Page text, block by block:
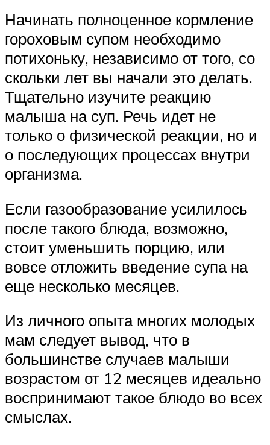
Начинать полноценное кормление
гороховым супом необходимо
потихоньку, независимо от того, со
скольки лет вы начали это делать.
Тщательно изучите реакцию
малыша на суп. Речь идет не
только о физической реакции, но и
о последующих процессах внутри
организма.
Если газообразование усилилось
после такого блюда, возможно,
стоит уменьшить порцию, или
вовсе отложить введение супа на
еще несколько месяцев.
Из личного опыта многих молодых
мам следует вывод, что в
большинстве случаев малыши
возрастом от 12 месяцев идеально
воспринимают такое блюдо во всех
смыслах.